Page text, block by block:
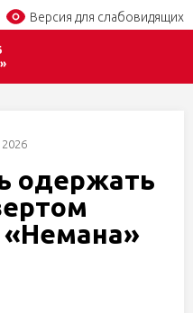
Версия для слабовидящих
одержать
«Немана»